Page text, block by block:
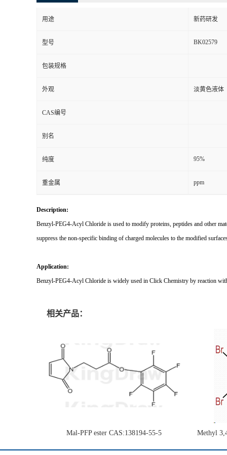
用途 新药研发
型号 BK02579
包装规格
外观 淡黄色液体
CAS编号
别名
纯度 95%
重金属 ppm
Description:
Benzyl-PEG4-Acyl Chloride is used to modify proteins, peptides and other
suppress the non-specific binding of charged molecules to the modified
Application:
Benzyl-PEG4-Acyl Chloride is widely used in Click Chemistry by reaction
相关产品：
Mal-PFP ester CAS:138194-55-5
Methyl